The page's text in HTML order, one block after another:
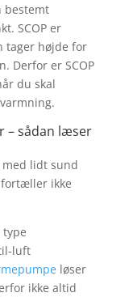
bestemt
SCOP er
tager højde for
Derfor er SCOP
du skal
– sådan læser
med lidt sund
ikke
type
luft
løser
ikke altid